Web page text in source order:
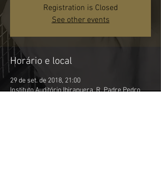
Registration is Closed
See other events
Horário e local
29 de set. de 2018, 21:00
Instituto Auditório Ibirapuera, R. Padre Pedro